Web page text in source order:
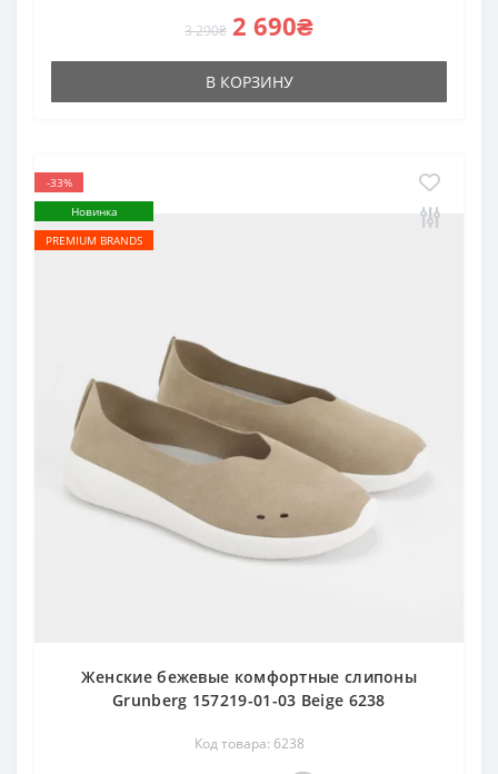
3 290₴ 2 690₴
В КОРЗИНУ
-33%
Новинка
PREMIUM BRANDS
Женские бежевые комфортные слипоны
Grunberg 157219-01-03 Beige 6238
Код товара: 6238